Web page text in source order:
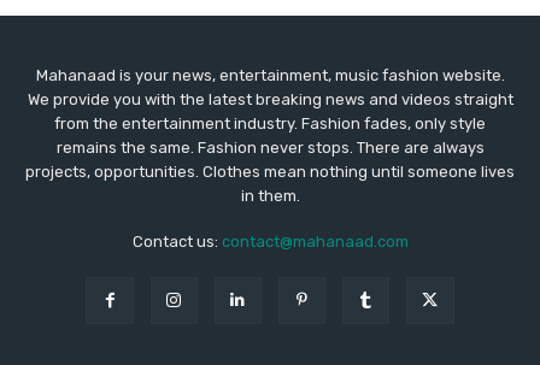
Mahanaad is your news, entertainment, music fashion website.
We provide you with the latest breaking news and videos straight
from the entertainment industry. Fashion fades, only style
remains the same. Fashion never stops. There are always
projects, opportunities. Clothes mean nothing until someone lives
in them.
Contact us: contact@mahanaad.com